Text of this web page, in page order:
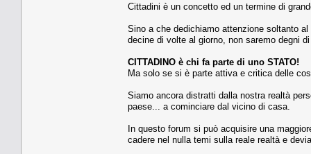
Cittadini è un concetto ed un termine di
Sino a che dedichiamo attenzione soltanto
decine di volte al giorno, non saremo degni
CITTADINO è chi fa parte di uno STATO!
Ma solo se si è parte attiva e critica delle
Siamo ancora distratti dalla nostra realtà
paese... a cominciare dal vicino di casa.
In questo forum si può acquisire una
cadere nel nulla temi sulla reale realtà e